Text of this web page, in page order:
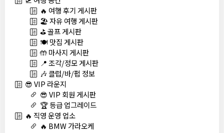
🔥 여행 후기 게시판
🏖️ 자유 여행 게시판
⛳ 골프 게시판
🍽️ 맛집 게시판
🤲 마사지 게시판
📍 조각/정모 게시판
🎶 클럽/바/펍 정보
😎 VIP 라운지
😎 VIP 회원 게시판
🏆 등급 업그레이드
🔥 직영 운영 업소
🔥 BMW 가라오케